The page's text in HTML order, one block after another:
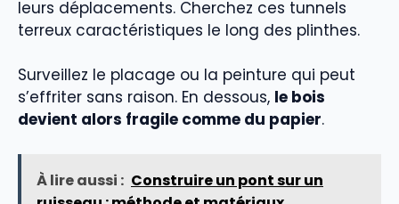
leurs déplacements. Cherchez ces tunnels
terreux caractéristiques le long des plinthes.
Surveillez le placage ou la peinture qui peut
s’effriter sans raison. En dessous, le bois
devient alors fragile comme du papier.
À lire aussi : Construire un pont sur un